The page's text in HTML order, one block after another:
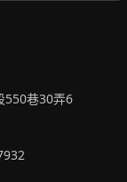
550巷30弄6